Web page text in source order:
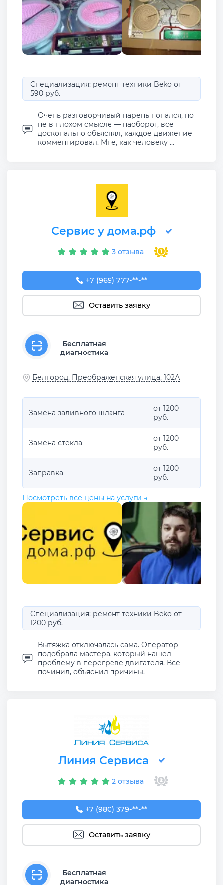
Специализация: ремонт техники Beko от
590 руб.
Очень разговорчивый парень попался, но
не в плохом смысле — наоборот, все
досконально объяснял, каждое движение
комментировал. Мне, как человеку ...
Сервис у дома.рф
3 отзыва
+7 (969) 777-50-55
+7 (969) 777-**-**
Оставить заявку
Бесплатная
диагностика
Белгород, Преображенская улица, 102А
Замена заливного шланга
от 1200
руб.
Замена стекла
от 1200
руб.
Заправка
от 1200
руб.
Посмотреть все цены на услуги →
Специализация: ремонт техники Beko от
1200 руб.
Вытяжка отключалась сама. Оператор
подобрала мастера, который нашел
проблему в перегреве двигателя. Все
починил, объяснил причины.
Линия Сервиса
2 отзыва
+7 (980) 379-53-54
+7 (980) 379-**-**
Оставить заявку
Бесплатная
диагностика